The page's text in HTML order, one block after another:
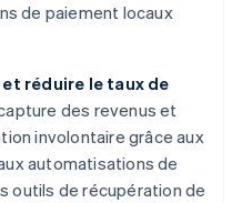
de paiement locaux
réduire le taux de
des revenus et
involontaire grâce aux
automatisations de
outils de récupération de